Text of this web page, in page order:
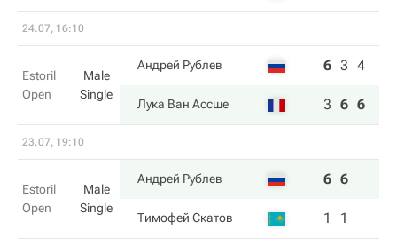
24.07, 16:10
Estoril
Open
Male
Single
Андрей Рублев 6 3 4
Лука Ван Ассше 3 6 6
23.07, 19:10
Estoril
Open
Male
Single
Андрей Рублев 6 6
Тимофей Скатов 1 1